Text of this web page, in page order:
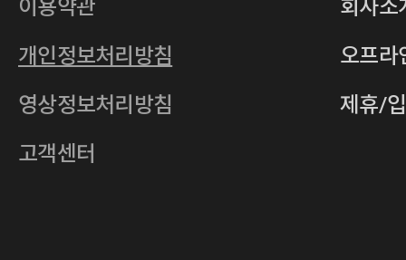
통신판매업
2011-서울중구-0149
주소 서울특별시 중구 다산로14길 12 (신당
호스팅사업자
이용약관
개인정보처리방침
영상정보처리방침
고객센터
회사소
오프라
제휴/